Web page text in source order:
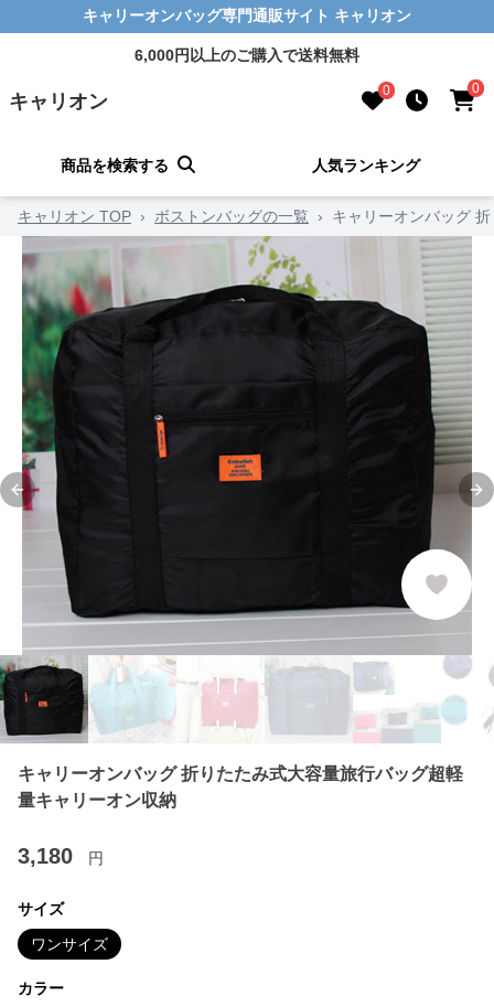
キャリーオンバッグ専門通販サイト キャリオン
6,000円以上のご購入で送料無料
キャリオン 0 0
商品を検索する 人気ランキング
キャリオン TOP › ボストンバッグの一覧 › キャリーオンバッグ
Previous slide
キャリーオンバッグ 折りたたみ式大容量旅行バッグ超軽
量キャリーオン収納
3,180 円
サイズ
ワンサイズ
カラー